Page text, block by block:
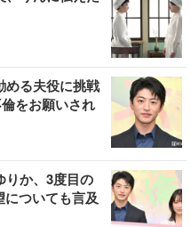
める夫役に挑戦
をお願いされ
りか、3度目の
ついても言及